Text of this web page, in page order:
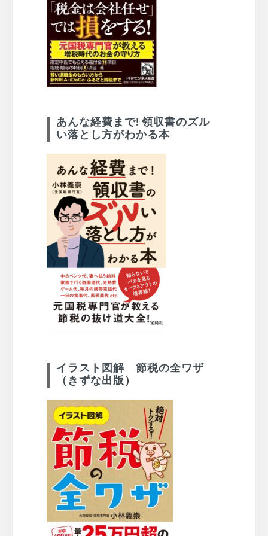
あんな経費まで! 領収書のズル
い落とし方がわかる本
イラスト図解 節税の全ワザ
（きずな出版）